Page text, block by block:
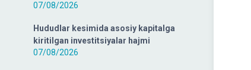
07/08/2026
Hududlar kesimida asosiy kapitalga
kiritilgan investitsiyalar hajmi
07/08/2026